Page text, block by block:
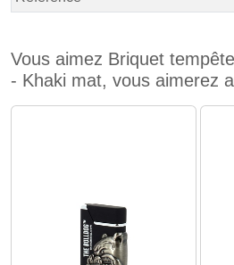
Vous aimez Briquet
- Khaki mat, vous aimerez